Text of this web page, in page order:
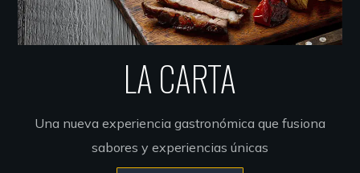
LA CARTA
Una nueva experiencia gastronómica que fusiona
sabores y experiencias únicas